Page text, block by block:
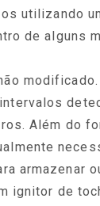
utilizando
de alguns
Além do
armazenar
ignitor de